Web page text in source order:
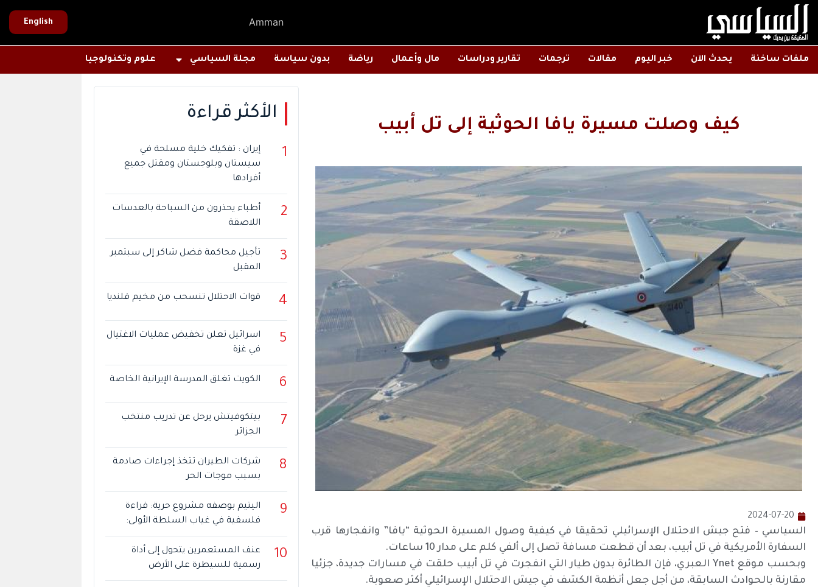
Amman
English
ملفات ساخنة يحدث الآن خبر اليوم مقالات ترجمات تقارير ودراسات مال وأعمال رياضة بدون سياسة مجلة السياسي علوم وتكنولوجيا
كيف وصلت مسيرة يافا الحوثية إلى تل أبيب
2024-07-20
السياسي – فتح جيش الاحتلال الإسرائيلي تحقيقا في كيفية وصول المسيرة الحوثية “يافا” وانفجارها قرب
السفارة الأمريكية في تل أبيب، بعد أن قطعت مسافة تصل إلى ألفي كلم على مدار 10 ساعات.
وبحسب موقع Ynet العبري، فإن الطائرة بدون طيار التي انفجرت في تل أبيب حلقت في مسارات جديدة، جزئيا
مقارنة بالحوادث السابقة، من أجل جعل أنظمة الكشف في جيش الاحتلال الإسرائيلي أكثر صعوبة.
الأكثر قراءة
1
إيران : تفكيك خلية مسلحة في
سيستان وبلوجستان ومقتل جميع
أفرادها
2
أطباء يحذرون من السباحة بالعدسات
اللاصقة
3
تأجيل محاكمة فضل شاكر إلى سبتمبر
المقبل
4 قوات الاحتلال تنسحب من مخيم قلنديا
5
اسرائيل تعلن تخفيض عمليات الاغتيال
في غزة
6 الكويت تغلق المدرسة الإيرانية الخاصة
7
بيتكوفيتش يرحل عن تدريب منتخب
الجزائر
8
شركات الطيران تتخذ إجراءات صادمة
بسبب موجات الحر
9
اليتيم بوصفه مشروع حرية: قراءة
فلسفية في غياب السلطة الأولى:
10
عنف المستعمرين يتحول إلى أداة
رسمية للسيطرة على الأرض